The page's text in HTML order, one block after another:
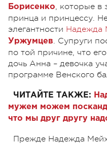
Борисенко, которые в
принца и принцессу.
элегантности Надежда
Уржумцев. Супруги
по той причине, что
дочь Анна – девочка
программе Венского
ЧИТАЙТЕ ТАКЖЕ:
мужем можем
что мы друг другу
Прежде Надежда